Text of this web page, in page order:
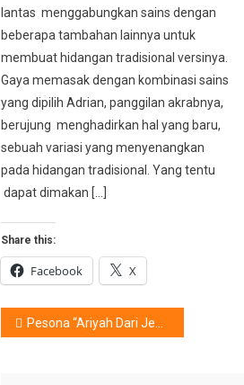
lantas menggabungkan sains dengan
beberapa tambahan lainnya untuk
membuat hidangan tradisional versinya.
Gaya memasak dengan kombinasi sains
yang dipilih Adrian, panggilan akrabnya,
berujung menghadirkan hal yang baru,
sebuah variasi yang menyenangkan
pada hidangan tradisional. Yang tentu
dapat dimakan […]
Share this:
Facebook X
Post
Pesona “Ariyah Dari Jembatan Ancol”, Bertabur Bintang Terbaik Indonesia